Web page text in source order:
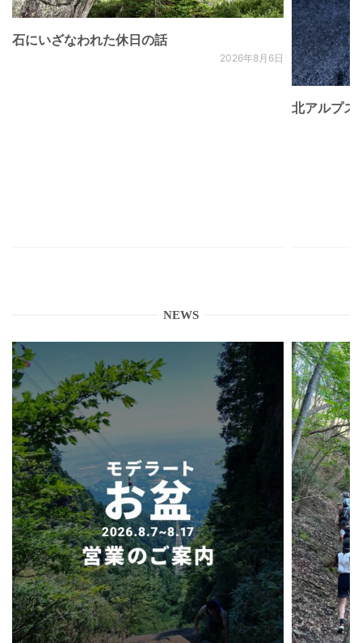
石にいざなわれた休日の話
2026年8月6日
北アルプ
NEWS